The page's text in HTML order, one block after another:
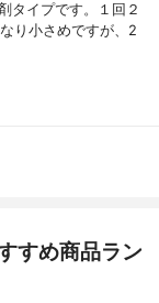
タイプです。１回２
り小さめですが、2
すめ商品ラン